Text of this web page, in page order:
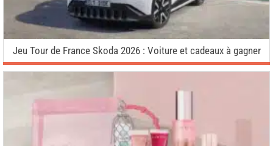
Jeu Tour de France Skoda 2026 : Voiture et cadeaux à gagner